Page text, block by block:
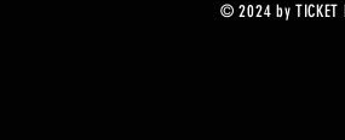
© 2024 by TICKET